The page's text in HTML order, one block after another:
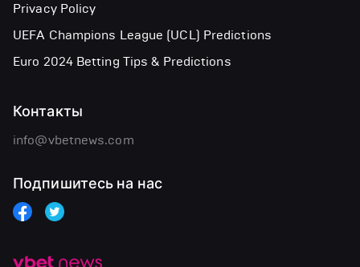
Privacy Policy
UEFA Champions League (UCL) Predictions
Euro 2024 Betting Tips & Predictions
Контакты
info@vbetnews.com
Подпишитесь на нас